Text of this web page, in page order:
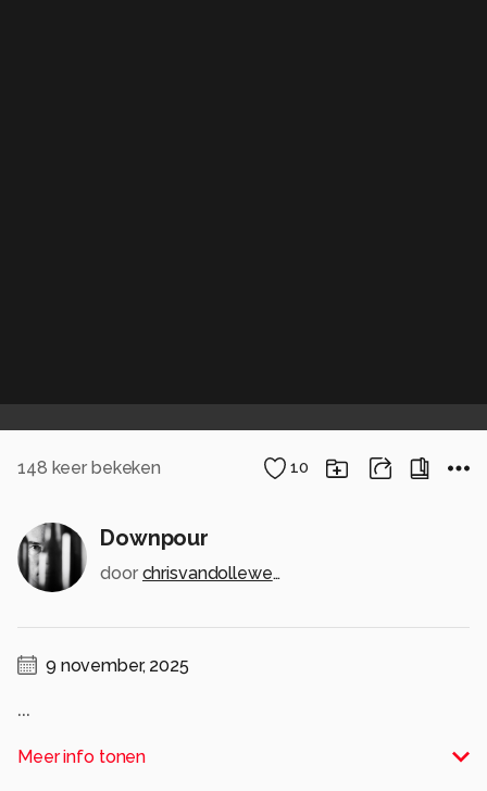
148 keer bekeken 10
Downpour
door chrisvandolleweerd
9 november, 2025
...
Alle rechten voorbehouden
Meer info tonen